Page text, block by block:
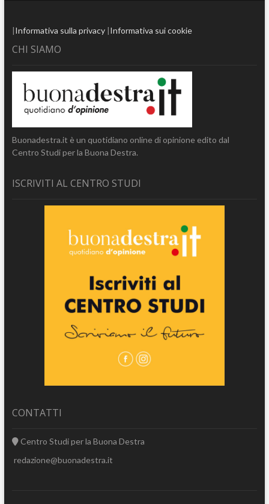
|Informativa sulla privacy|Informativa sui cookie
CHI SIAMO
Buonadestra.it è un quotidiano online di opinione edito dal
Centro Studi per la Buona Destra.
ISCRIVITI AL CENTRO STUDI
CONTATTI
Centro Studi per la Buona Destra
redazione@buonadestra.it